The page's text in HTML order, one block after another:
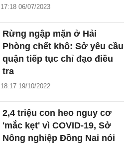
17:18 06/07/2023
Rừng ngập mặn ở Hải
Phòng chết khô: Sở yêu cầu
quận tiếp tục chỉ đạo điều
tra
18:17 19/10/2022
2,4 triệu con heo nguy cơ
'mắc kẹt' vì COVID-19, Sở
Nông nghiệp Đồng Nai nói